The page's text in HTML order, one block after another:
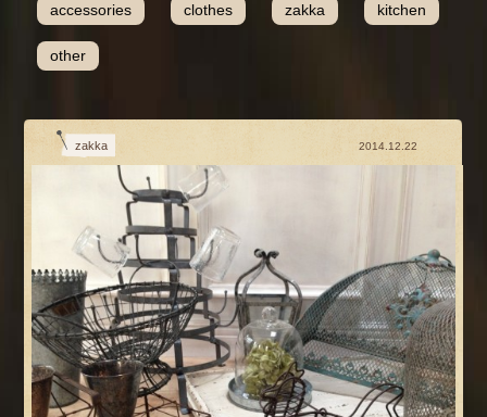
accessories clothes zakka kitchen
other
zakka 2014.12.22